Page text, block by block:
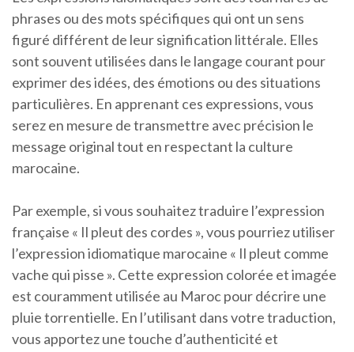
phrases ou des mots spécifiques qui ont un sens
figuré différent de leur signification littérale. Elles
sont souvent utilisées dans le langage courant pour
exprimer des idées, des émotions ou des situations
particulières. En apprenant ces expressions, vous
serez en mesure de transmettre avec précision le
message original tout en respectant la culture
marocaine.
Par exemple, si vous souhaitez traduire l’expression
française « Il pleut des cordes », vous pourriez utiliser
l’expression idiomatique marocaine « Il pleut comme
vache qui pisse ». Cette expression colorée et imagée
est couramment utilisée au Maroc pour décrire une
pluie torrentielle. En l’utilisant dans votre traduction,
vous apportez une touche d’authenticité et